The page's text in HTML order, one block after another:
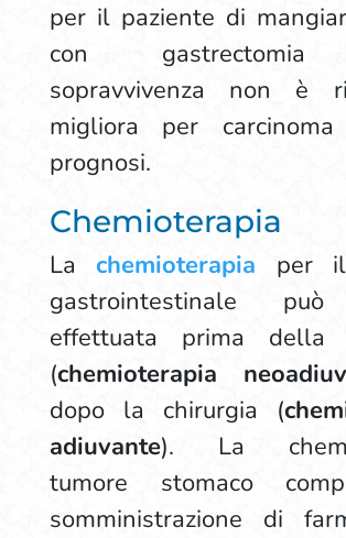
per il paziente di
con
sopravvivenza non è
migliora per carcinoma
prognosi.
Chemioterapia
Lachemioterapia per
gastrointestinale
effettuata prima della
(chemioterapia
dopo la chirurgia (
adiuvante). La
tumore stomaco
somministrazione di